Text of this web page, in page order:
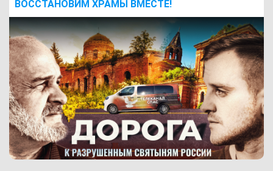
ВОCСТАНОВИМ ХРАМЫ ВМЕСТЕ!